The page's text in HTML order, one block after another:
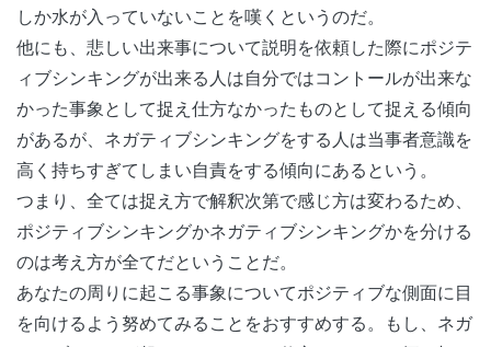
しか水が入っていないことを嘆くというのだ。
他にも、悲しい出来事について説明を依頼した際にポジテ
ィブシンキングが出来る人は自分ではコントールが出来な
かった事象として捉え仕方なかったものとして捉える傾向
があるが、ネガティブシンキングをする人は当事者意識を
高く持ちすぎてしまい自責をする傾向にあるという。
つまり、全ては捉え方で解釈次第で感じ方は変わるため、
ポジティブシンキングかネガティブシンキングかを分ける
のは考え方が全てだということだ。
あなたの周りに起こる事象についてポジティブな側面に目
を向けるよう努めてみることをおすすめする。もし、ネガ